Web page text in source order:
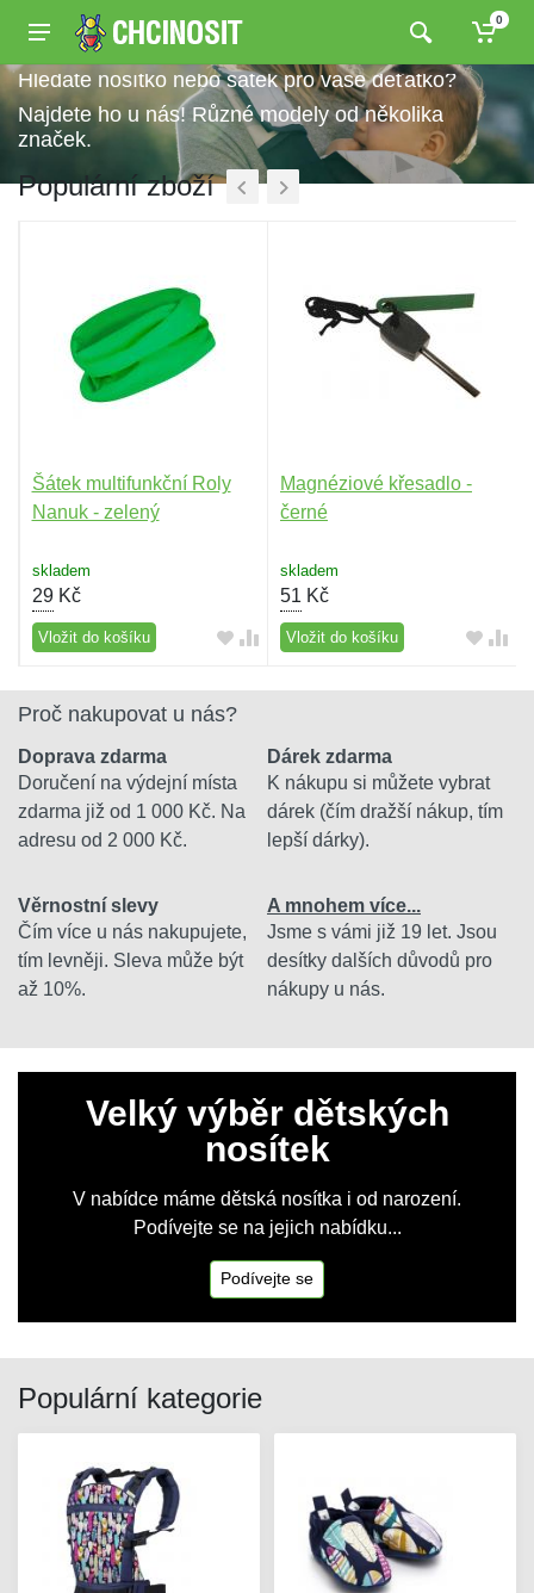
0
Hledáte nosítko nebo šátek pro vaše děťátko?
Najdete ho u nás! Různé modely od několika
značek.
Populární zboží
Šátek multifunkční Roly
Nanuk - zelený
skladem
29Kč
Vložit do košíku
Magnéziové křesadlo -
černé
skladem
51 Kč
Vložit do košíku
Proč nakupovat u nás?
Doprava zdarma
Doručení na výdejní místa
zdarma již od 1 000 Kč. Na
adresu od 2 000 Kč.
Dárek zdarma
K nákupu si můžete vybrat
dárek (čím dražší nákup, tím
lepší dárky).
Věrnostní slevy
Čím více u nás nakupujete,
tím levněji. Sleva může být
až 10%.
A mnohem více...
Jsme s vámi již 19 let. Jsou
desítky dalších důvodů pro
nákupy u nás.
Velký výběr dětských
nosítek
V nabídce máme dětská nosítka i od narození.
Podívejte se na jejich nabídku...
Podívejte se
Populární kategorie